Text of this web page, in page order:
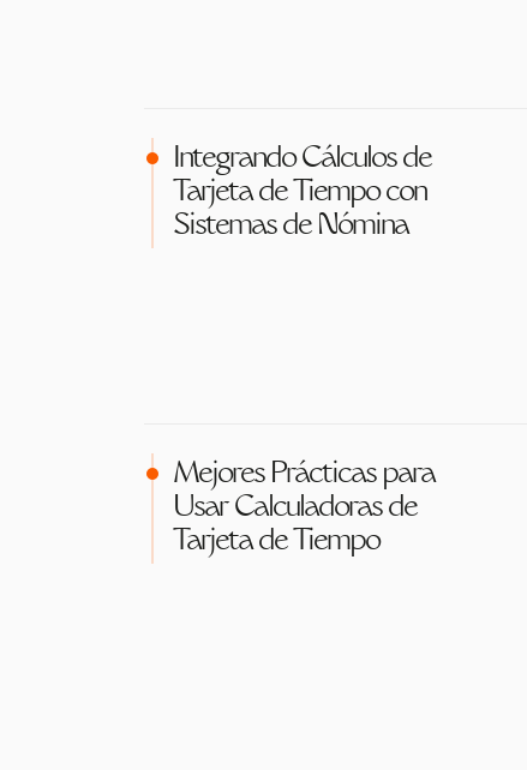
Integrando Cálculos de
Tarjeta de Tiempo con
Sistemas de Nómina
Mejores Prácticas para
Usar Calculadoras de
Tarjeta de Tiempo